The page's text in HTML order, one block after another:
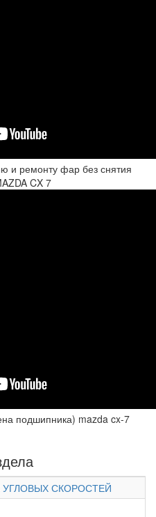
и ремонту фар без снятия
CX 7
подшипника) mazda cx-7
СКОРОСТЕЙ